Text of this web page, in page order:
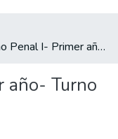
Derecho Penal I- Primer año- Turno noche
año- Turno